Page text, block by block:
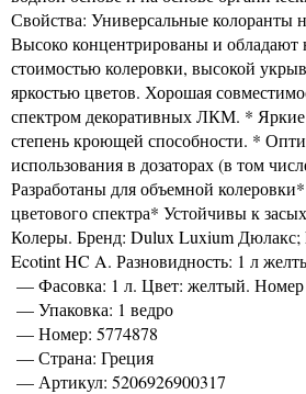
Свойства: Универсальные колоранты
Высоко концентрированы и обладают
стоимостью колеровки, высокой
яркостью цветов. Хорошая
спектром декоративных ЛКМ. * Яркие
степень кроющей способности. *
использования в дозаторах (в том
Разработаны для объемной
цветового спектра* Устойчивы к
Колеры. Бренд: Dulux Luxium
Ecotint HC A. Разновидность: 1 л
— Фасовка: 1 л. Цвет: желтый. Номер
— Упаковка: 1 ведро
— Номер: 5774878
— Страна: Греция
— Артикул: 5206926900317